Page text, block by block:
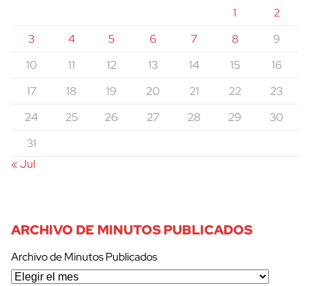
1
2
3
4 5 6 7 8
9
10
11 12 13 14 15
16
17
18 19 20 21 22
23
24
25 26 27 28 29
30
31
« Jul
ARCHIVO DE MINUTOS PUBLICADOS
Archivo de Minutos Publicados